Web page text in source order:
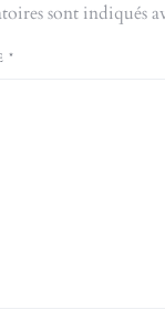
sont indiqués
*